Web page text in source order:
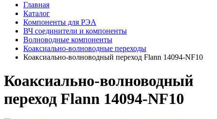
Главная
Каталог
Компоненты для РЭА
ВЧ соединители и компоненты
Волноводные компоненты
Коаксиально-волноводные переходы
Коаксиально-волноводный переход Flann 14094-NF10
Коаксиально-волноводный
переход Flann 14094-NF10